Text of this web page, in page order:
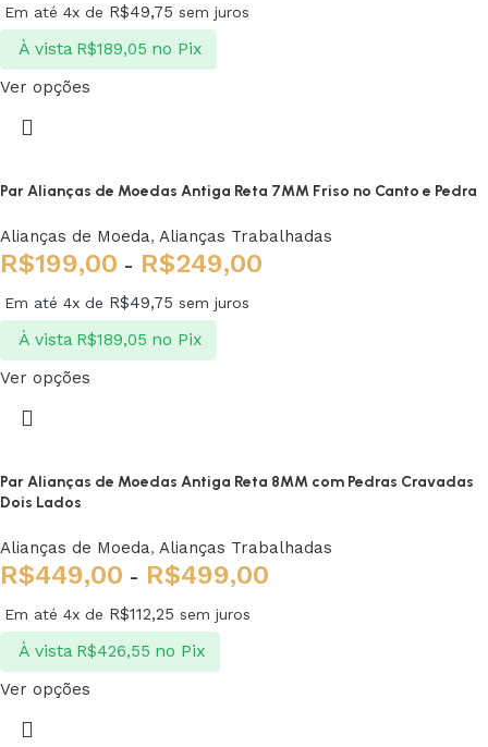
Em até 4x de R$49,75 sem juros
À vista R$189,05 no Pix
Ver opções
Par Alianças de Moedas Antiga Reta 7MM Friso no Canto e Pedra
Alianças de Moeda, Alianças Trabalhadas
R$199,00 - R$249,00
Em até 4x de R$49,75 sem juros
À vista R$189,05 no Pix
Ver opções
Par Alianças de Moedas Antiga Reta 8MM com Pedras Cravadas
Dois Lados
Alianças de Moeda, Alianças Trabalhadas
R$449,00 - R$499,00
Em até 4x de R$112,25 sem juros
À vista R$426,55 no Pix
Ver opções